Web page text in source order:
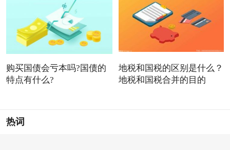
购买国债会亏本吗?国债的
特点有什么?
地税和国税的区别是什么？
地税和国税合并的目的
热词